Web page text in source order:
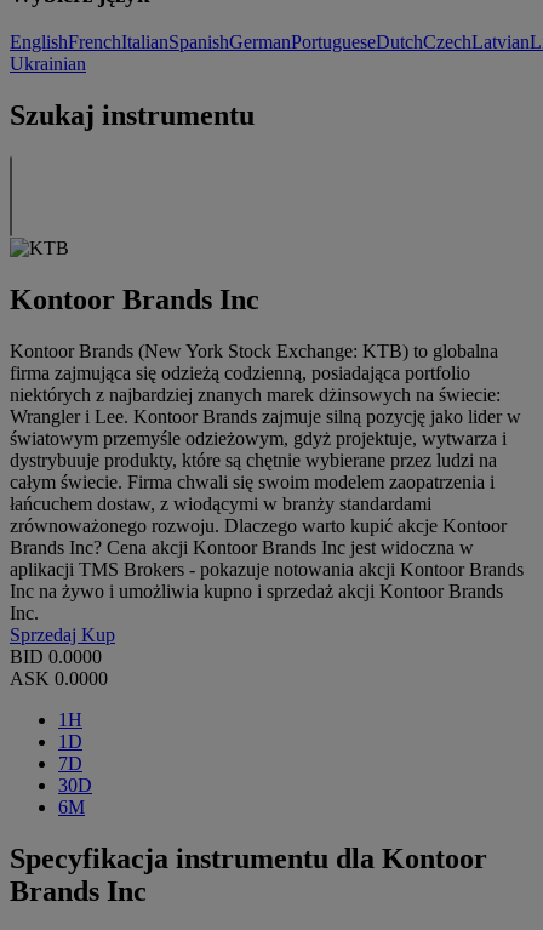
EnglishFrenchItalianSpanishGermanPortugueseDutchCzechLatvian
Ukrainian
Szukaj instrumentu
Kontoor Brands Inc
Kontoor Brands (New York Stock Exchange: KTB) to globalna
firma zajmująca się odzieżą codzienną, posiadająca portfolio
niektórych z najbardziej znanych marek dżinsowych na świecie:
Wrangler i Lee. Kontoor Brands zajmuje silną pozycję jako lider w
światowym przemyśle odzieżowym, gdyż projektuje, wytwarza i
dystrybuuje produkty, które są chętnie wybierane przez ludzi na
całym świecie. Firma chwali się swoim modelem zaopatrzenia i
łańcuchem dostaw, z wiodącymi w branży standardami
zrównoważonego rozwoju. Dlaczego warto kupić akcje Kontoor
Brands Inc? Cena akcji Kontoor Brands Inc jest widoczna w
aplikacji TMS Brokers - pokazuje notowania akcji Kontoor Brands
Inc na żywo i umożliwia kupno i sprzedaż akcji Kontoor Brands
Inc.
Sprzedaj Kup
BID 0.0000
ASK 0.0000
1H
1D
7D
30D
6M
Specyfikacja instrumentu dla Kontoor
Brands Inc